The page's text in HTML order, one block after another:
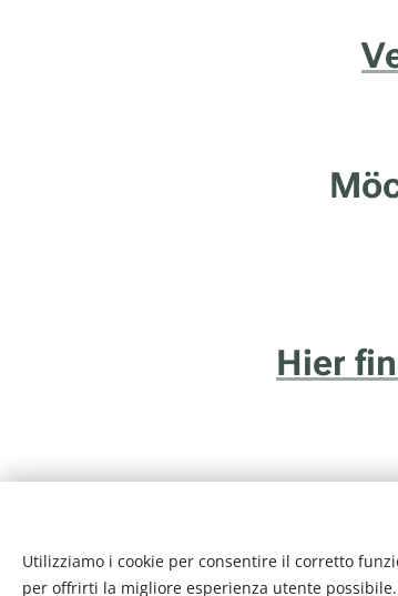
Hier
Utilizziamo i cookie per consentire il corretto
per offrirti la migliore esperienza utente possibile.